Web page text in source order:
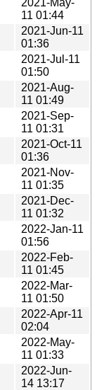
11 01:44
2021-Jun-11
01:36
2021-Jul-11
01:50
2021-Aug-
11 01:49
2021-Sep-
11 01:31
2021-Oct-11
01:36
2021-Nov-
11 01:35
2021-Dec-
11 01:32
2022-Jan-11
01:56
2022-Feb-
11 01:45
2022-Mar-
11 01:50
2022-Apr-11
02:04
2022-May-
11 01:33
2022-Jun-
14 13:17